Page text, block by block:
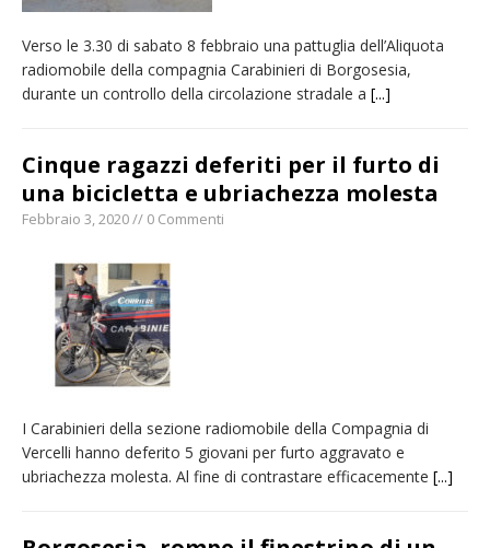
Verso le 3.30 di sabato 8 febbraio una pattuglia dell’Aliquota
radiomobile della compagnia Carabinieri di Borgosesia,
durante un controllo della circolazione stradale a [...]
Cinque ragazzi deferiti per il furto di
una bicicletta e ubriachezza molesta
Febbraio 3, 2020 // 0 Commenti
I Carabinieri della sezione radiomobile della Compagnia di
Vercelli hanno deferito 5 giovani per furto aggravato e
ubriachezza molesta. Al fine di contrastare efficacemente [...]